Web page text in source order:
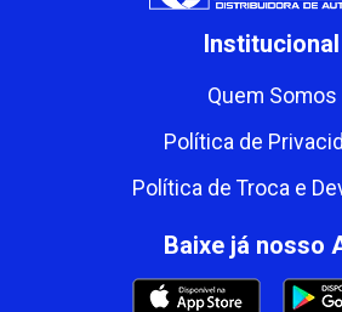
Institucional
Quem Somos
Política de
Política de Troca e
Baixe já nosso